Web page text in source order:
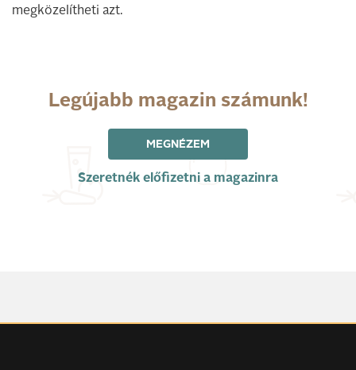
megközelítheti azt.
Legújabb magazin számunk!
MEGNÉZEM
Szeretnék előfizetni a magazinra